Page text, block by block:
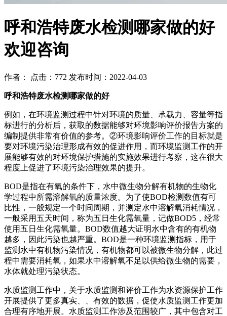
呼和浩特废水检测哪家做的好
欢迎咨询
作者： 点击：772 发布时间：2022-04-03
呼和浩特废水检测哪家做的好
例如，在环境监测过程中针对环境的质量、承载力、容量等指
标进行的分析后，获取的数据能够对环境影响评价报告方案的
编制提供非常有价值的参考。②环境影响评价工作的目标就是
要对环境污染治理形成有效的促进作用，而环境监测工作的开
展能够有效的对环境保护措施的实施效果进行考察，这在很大
程度上促进了环境污染治理效果的提升。
BOD是指在有氧的条件下，水中微生物分解有机物的生物化
学过程中所需溶解氧的质量浓度。为了使BOD检测数值有可
比性，一般规定一个时间周期，并测定水中溶解氧消耗情况，
一般采用五天时间，称为五日生化需氧量，记做BOD5，经常
使用五日生化需氧量。BOD数值越大证明水中含有的有机物
越多，因此污染也越严重。BOD是一种环境监测指标，用于
监测水中有机物污染情况，有机物都可以被微生物分解，此过
程中需要消耗氧，如果水中溶解氧不足以供给微生物的需要，
水体就处理污染状态。
水质监测工作中，关于水质监测和评价工作为水资源保护工作
开展提供了更多真实、、有效的数据，促使水质监测工作更加
合理有序地开展。水质监测工作涉及范围较广，其中包含对工